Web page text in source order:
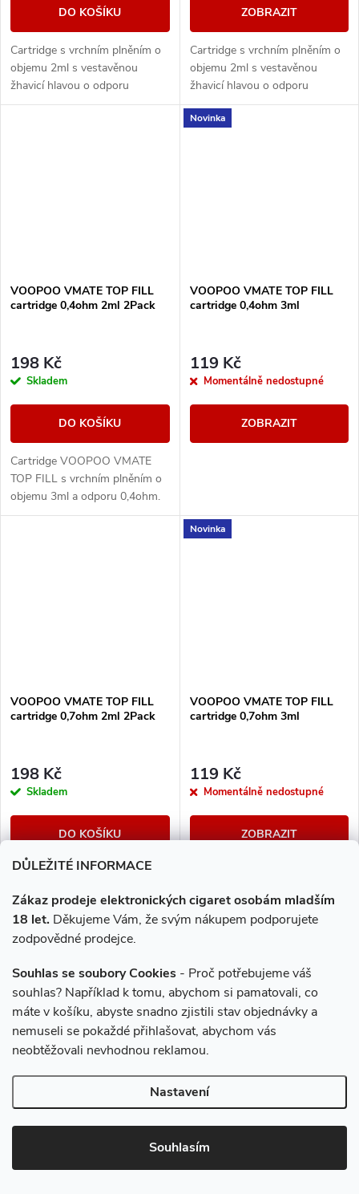
DŮLEŽITÉ INFORMACE
Zákaz prodeje elektronických cigaret osobám mladším
18 let. Děkujeme Vám, že svým nákupem podporujete
zodpovědné prodejce.
Souhlas se soubory Cookies - Proč potřebujeme váš
souhlas? Například k tomu, abychom si pamatovali, co
máte v košíku, abyste snadno zjistili stav objednávky a
nemuseli se pokaždé přihlašovat, abychom vás
neobtěžovali nevhodnou reklamou.
Nastavení
Souhlasím
DO KOŠÍKU
Cartridge s vrchním plněním o
objemu 2ml s vestavěnou
žhavicí hlavou o odporu
0,8ohm a užším kouřovodem
ZOBRAZIT
Cartridge s vrchním plněním o
objemu 2ml s vestavěnou
žhavicí hlavou o odporu
1,2ohm a užším kouřovodem
ve žhavicí hlavě pro VOOPOO
VOOPOO VMATE TOP FILL
cartridge 0,4ohm 2ml 2Pack
198 Kč
Skladem
DO KOŠÍKU
Cartridge VOOPOO VMATE
TOP FILL s vrchním plněním o
objemu 3ml a odporu 0,4ohm.
Cartridge je plně kompatibilní s
Novinka
VOOPOO VMATE TOP FILL
cartridge 0,4ohm 3ml
119 Kč
Momentálně nedostupné
ZOBRAZIT
VOOPOO VMATE TOP FILL
cartridge 0,7ohm 2ml 2Pack
198 Kč
Skladem
DO KOŠÍKU
Cartridge VOOPOO VMATE
objemu 2ml a odporu 0,7ohm.
Cartridge je plně kompatibilní s
VMATE V2. Balení obsahuje
Novinka
VOOPOO VMATE TOP FILL
cartridge 0,7ohm 3ml
119 Kč
Momentálně nedostupné
ZOBRAZIT
VOOPOO VMATE V2
cartridge 0,7ohm 2ml 2Pack
VOOPOO VMATE V2
cartridge 0,7ohm 3ml